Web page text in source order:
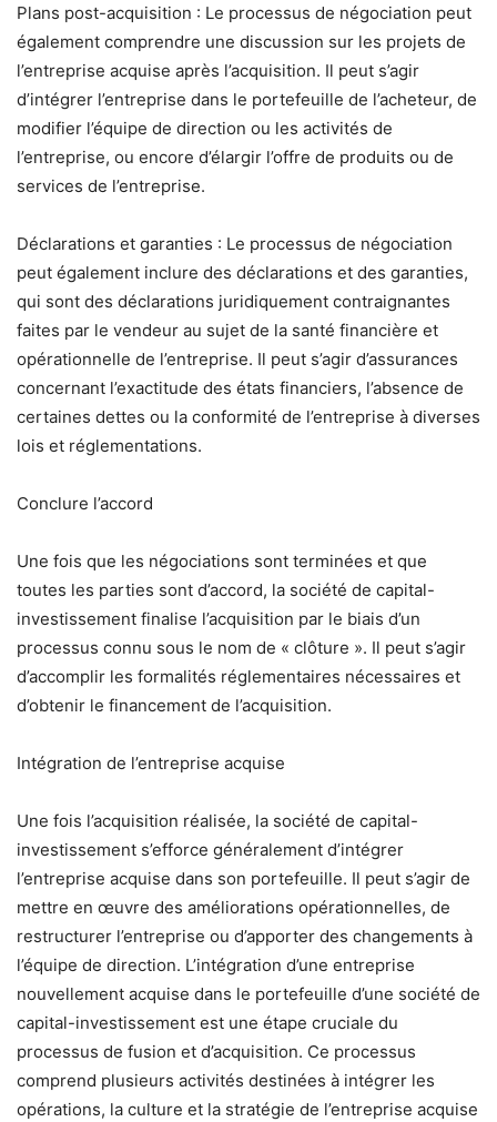
Plans post-acquisition : Le processus de négociation peut
également comprendre une discussion sur les projets de
l’entreprise acquise après l’acquisition. Il peut s’agir
d’intégrer l’entreprise dans le portefeuille de l’acheteur, de
modifier l’équipe de direction ou les activités de
l’entreprise, ou encore d’élargir l’offre de produits ou de
services de l’entreprise.
Déclarations et garanties : Le processus de négociation
peut également inclure des déclarations et des garanties,
qui sont des déclarations juridiquement contraignantes
faites par le vendeur au sujet de la santé financière et
opérationnelle de l’entreprise. Il peut s’agir d’assurances
concernant l’exactitude des états financiers, l’absence de
certaines dettes ou la conformité de l’entreprise à diverses
lois et réglementations.
Conclure l’accord
Une fois que les négociations sont terminées et que
toutes les parties sont d’accord, la société de capital-
investissement finalise l’acquisition par le biais d’un
processus connu sous le nom de « clôture ». Il peut s’agir
d’accomplir les formalités réglementaires nécessaires et
d’obtenir le financement de l’acquisition.
Intégration de l’entreprise acquise
Une fois l’acquisition réalisée, la société de capital-
investissement s’efforce généralement d’intégrer
l’entreprise acquise dans son portefeuille. Il peut s’agir de
mettre en œuvre des améliorations opérationnelles, de
restructurer l’entreprise ou d’apporter des changements à
l’équipe de direction. L’intégration d’une entreprise
nouvellement acquise dans le portefeuille d’une société de
capital-investissement est une étape cruciale du
processus de fusion et d’acquisition. Ce processus
comprend plusieurs activités destinées à intégrer les
opérations, la culture et la stratégie de l’entreprise acquise